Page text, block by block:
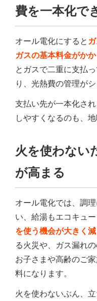
費を一本化で
オール電化にすると
ガスの基本料金がか
とガスで二重に支払
り、光熱費の管理が
支払い先が一本化さ
しやすくなるのも、
火を使わない
が高まる
オール電化では、調
い、給湯もエコキュー
を使う機会が大きく
る火災や、ガス漏れ
お子さまや高齢のご
料になります。
火を使わないぶん、